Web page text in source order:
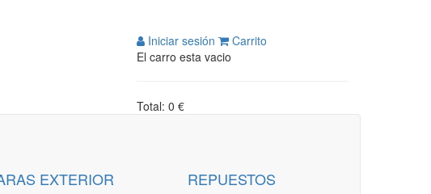
Iniciar sesión
Carrito
El carro esta vacio
Total: 0 €
EXTERIOR REPUESTOS